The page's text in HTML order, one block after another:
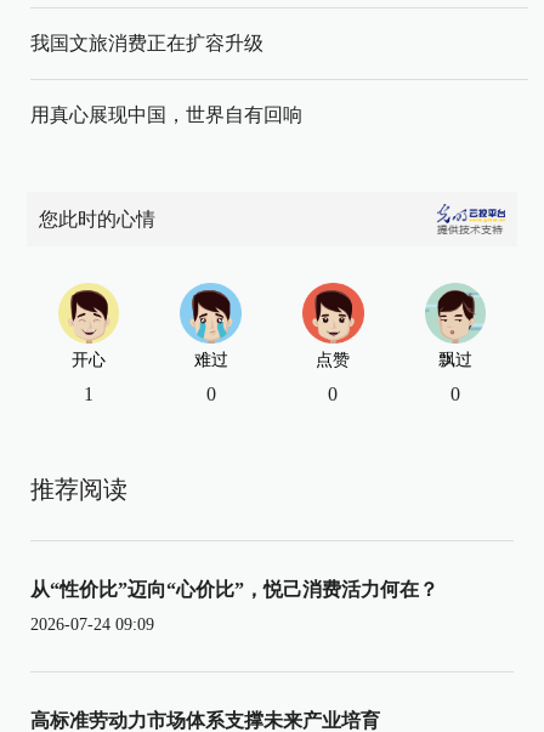
我国文旅消费正在扩容升级
用真心展现中国，世界自有回响
您此时的心情
开心
1
难过
0
点赞
0
飘过
0
推荐阅读
从“性价比”迈向“心价比”，悦己消费活力何在？
2026-07-24 09:09
高标准劳动力市场体系支撑未来产业培育